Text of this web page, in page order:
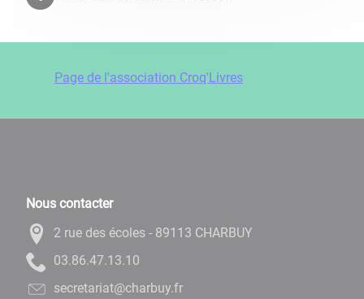
Page de l'association Croq'Livres
Nous contacter
2 rue des écoles - 89113 CHARBUY
01.31.74.68.30
rf.yubrahc@tairaterces